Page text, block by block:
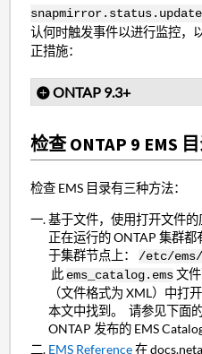
认何时触发事件以进行监控，
正措施：
ONTAP 9.3+
检查 ONTAP 9 EMS
检查 EMS 目录有三种方法：
基于文件，使用打开文件
正在运行的 ONTAP 集群都
于集群节点上： /etc/ems/
此 ems_catalog.ems文
（文件格式为 XML）中打
本文中找到。 请参见下面
ONTAP 发布的 EMS Catalog
EMS Reference在